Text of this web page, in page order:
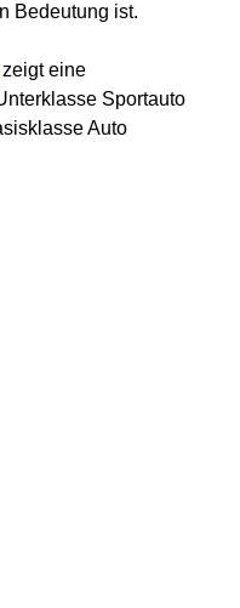
Bedeutung ist.
zeigt eine
Sportauto
Auto